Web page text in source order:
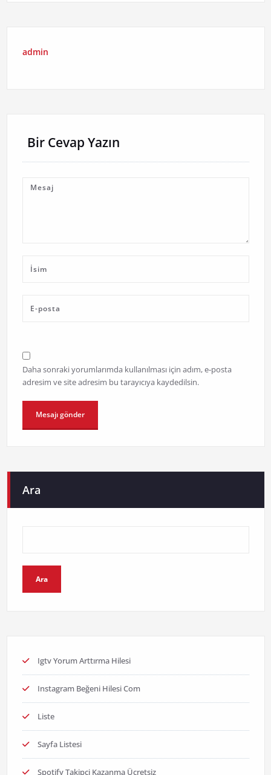
admin
Bir Cevap Yazın
Daha sonraki yorumlarımda kullanılması için adım, e-posta
adresim ve site adresim bu tarayıcıya kaydedilsin.
Ara
Ara
Igtv Yorum Arttırma Hilesi
Instagram Beğeni Hilesi Com
Liste
Sayfa Listesi
Spotify Takipçi Kazanma Ücretsiz